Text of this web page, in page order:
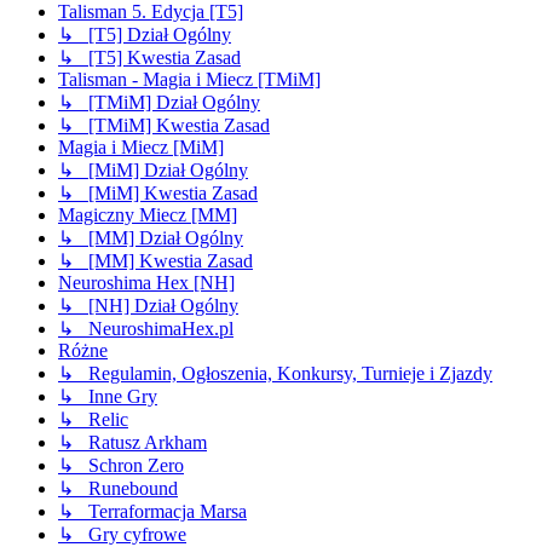
Talisman 5. Edycja [T5]
↳ [T5] Dział Ogólny
↳ [T5] Kwestia Zasad
Talisman - Magia i Miecz [TMiM]
↳ [TMiM] Dział Ogólny
↳ [TMiM] Kwestia Zasad
Magia i Miecz [MiM]
↳ [MiM] Dział Ogólny
↳ [MiM] Kwestia Zasad
Magiczny Miecz [MM]
↳ [MM] Dział Ogólny
↳ [MM] Kwestia Zasad
Neuroshima Hex [NH]
↳ [NH] Dział Ogólny
↳ NeuroshimaHex.pl
Różne
↳ Regulamin, Ogłoszenia, Konkursy, Turnieje i Zjazdy
↳ Inne Gry
↳ Relic
↳ Ratusz Arkham
↳ Schron Zero
↳ Runebound
↳ Terraformacja Marsa
↳ Gry cyfrowe